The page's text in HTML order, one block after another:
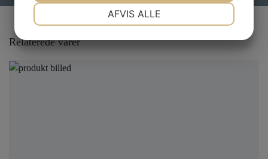
Relaterede varer
AFVIS ALLE